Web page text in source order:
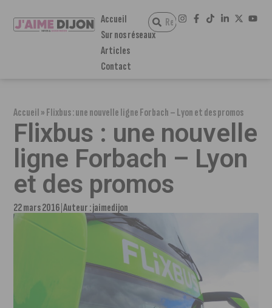
Accueil
Sur nos réseaux
Articles
Contact
Accueil»Flixbus : une nouvelle ligne Forbach – Lyon et des promos
Flixbus : une nouvelle
ligne Forbach – Lyon
et des promos
22 mars 2016 Auteur :jaimedijon